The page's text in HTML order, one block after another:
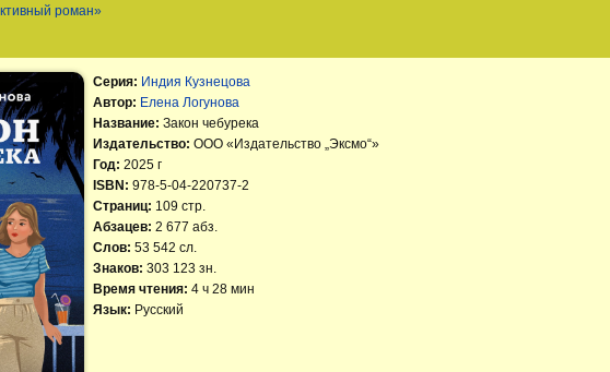
роман»
Серия: Индия Кузнецова
Автор: Елена Логунова
Название:Закон чебурека
Издательство:ООО «Издательство „Эксмо“»
Год:2025 г
ISBN:978-5-04-220737-2
Страниц: 109 стр.
Абзацев:2 677 абз.
Слов:53 542 сл.
Знаков:303 123 зн.
Время чтения:4 ч 28 мин
Язык: Русский